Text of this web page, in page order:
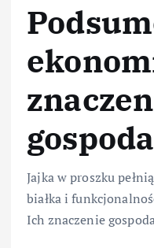
Jajka w proszku
białka i
Ich znaczenie